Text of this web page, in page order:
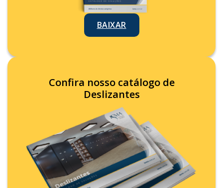
BAIXAR
Confira nosso catálogo de
Deslizantes